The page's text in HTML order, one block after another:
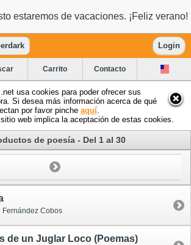
estaremos de vacaciones. ¡Feliz verano!
Login
Carrito Contacto
usa cookies para poder ofrecer sus
Si desea más información acerca de qué
por favor pinche aquí
web implica la aceptación de estas cookies.
de poesía - Del 1 al 30
Fernández Cobos
de un Juglar Loco (Poemas)